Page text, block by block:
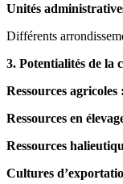
Unités
Différents
3. Potentialités de la
Ressources agricoles :
Ressources en
Ressources
Cultures